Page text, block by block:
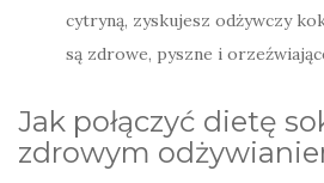
cytryną, zyskujesz odżywczy
są zdrowe, pyszne i
Jak połączyć dietę
zdrowym